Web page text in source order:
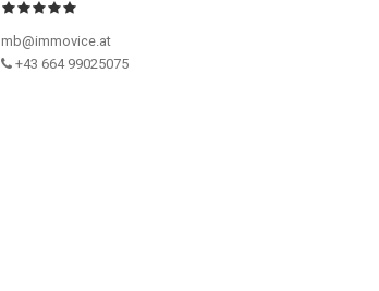
mb@immovice.at
+43 664 99025075